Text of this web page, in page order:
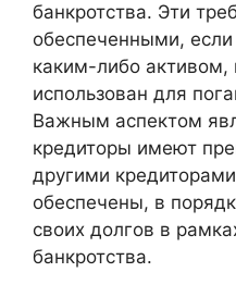
банкротства. Эти
обеспеченными,
каким-либо
использован для
Важным аспектом
кредиторы имеют
другими
обеспечены, в
своих долгов в
банкротства.